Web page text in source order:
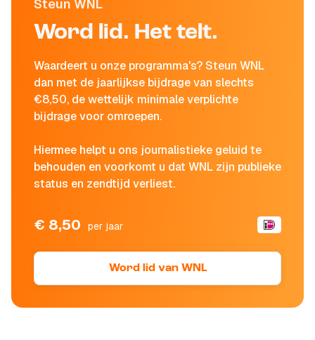
Steun WNL
Word lid. Het telt.
Waardeert u onze programma's? Steun WNL
dan met de jaarlijkse bijdrage van slechts
€8,50, de wettelijk minimale verplichte
bijdrage voor omroepen.
Hiermee helpt u ons journalistieke geluid te
behouden en voorkomt u dat WNL zijn publieke
status en zendtijd verliest.
€ 8,50 per jaar
Word lid van WNL